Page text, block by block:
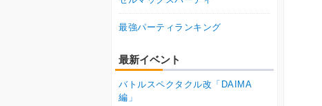
最強パーティランキング
最新イベント
バトルスペクタクル改「DAIMA
編」